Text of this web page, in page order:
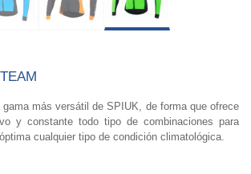
más versátil de SPIUK, de forma que ofrece
y constante todo tipo de combinaciones para
cualquier tipo de condición climatológica.